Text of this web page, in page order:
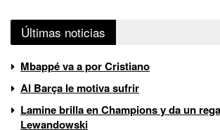
Últimas noticias
Mbappé va a por Cristiano
Al Barça le motiva sufrir
Lamine brilla en Champions y da un
Lewandowski